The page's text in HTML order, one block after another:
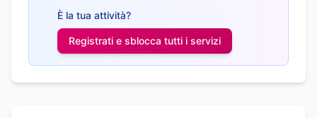
È la tua attività?
Registrati e sblocca tutti i servizi